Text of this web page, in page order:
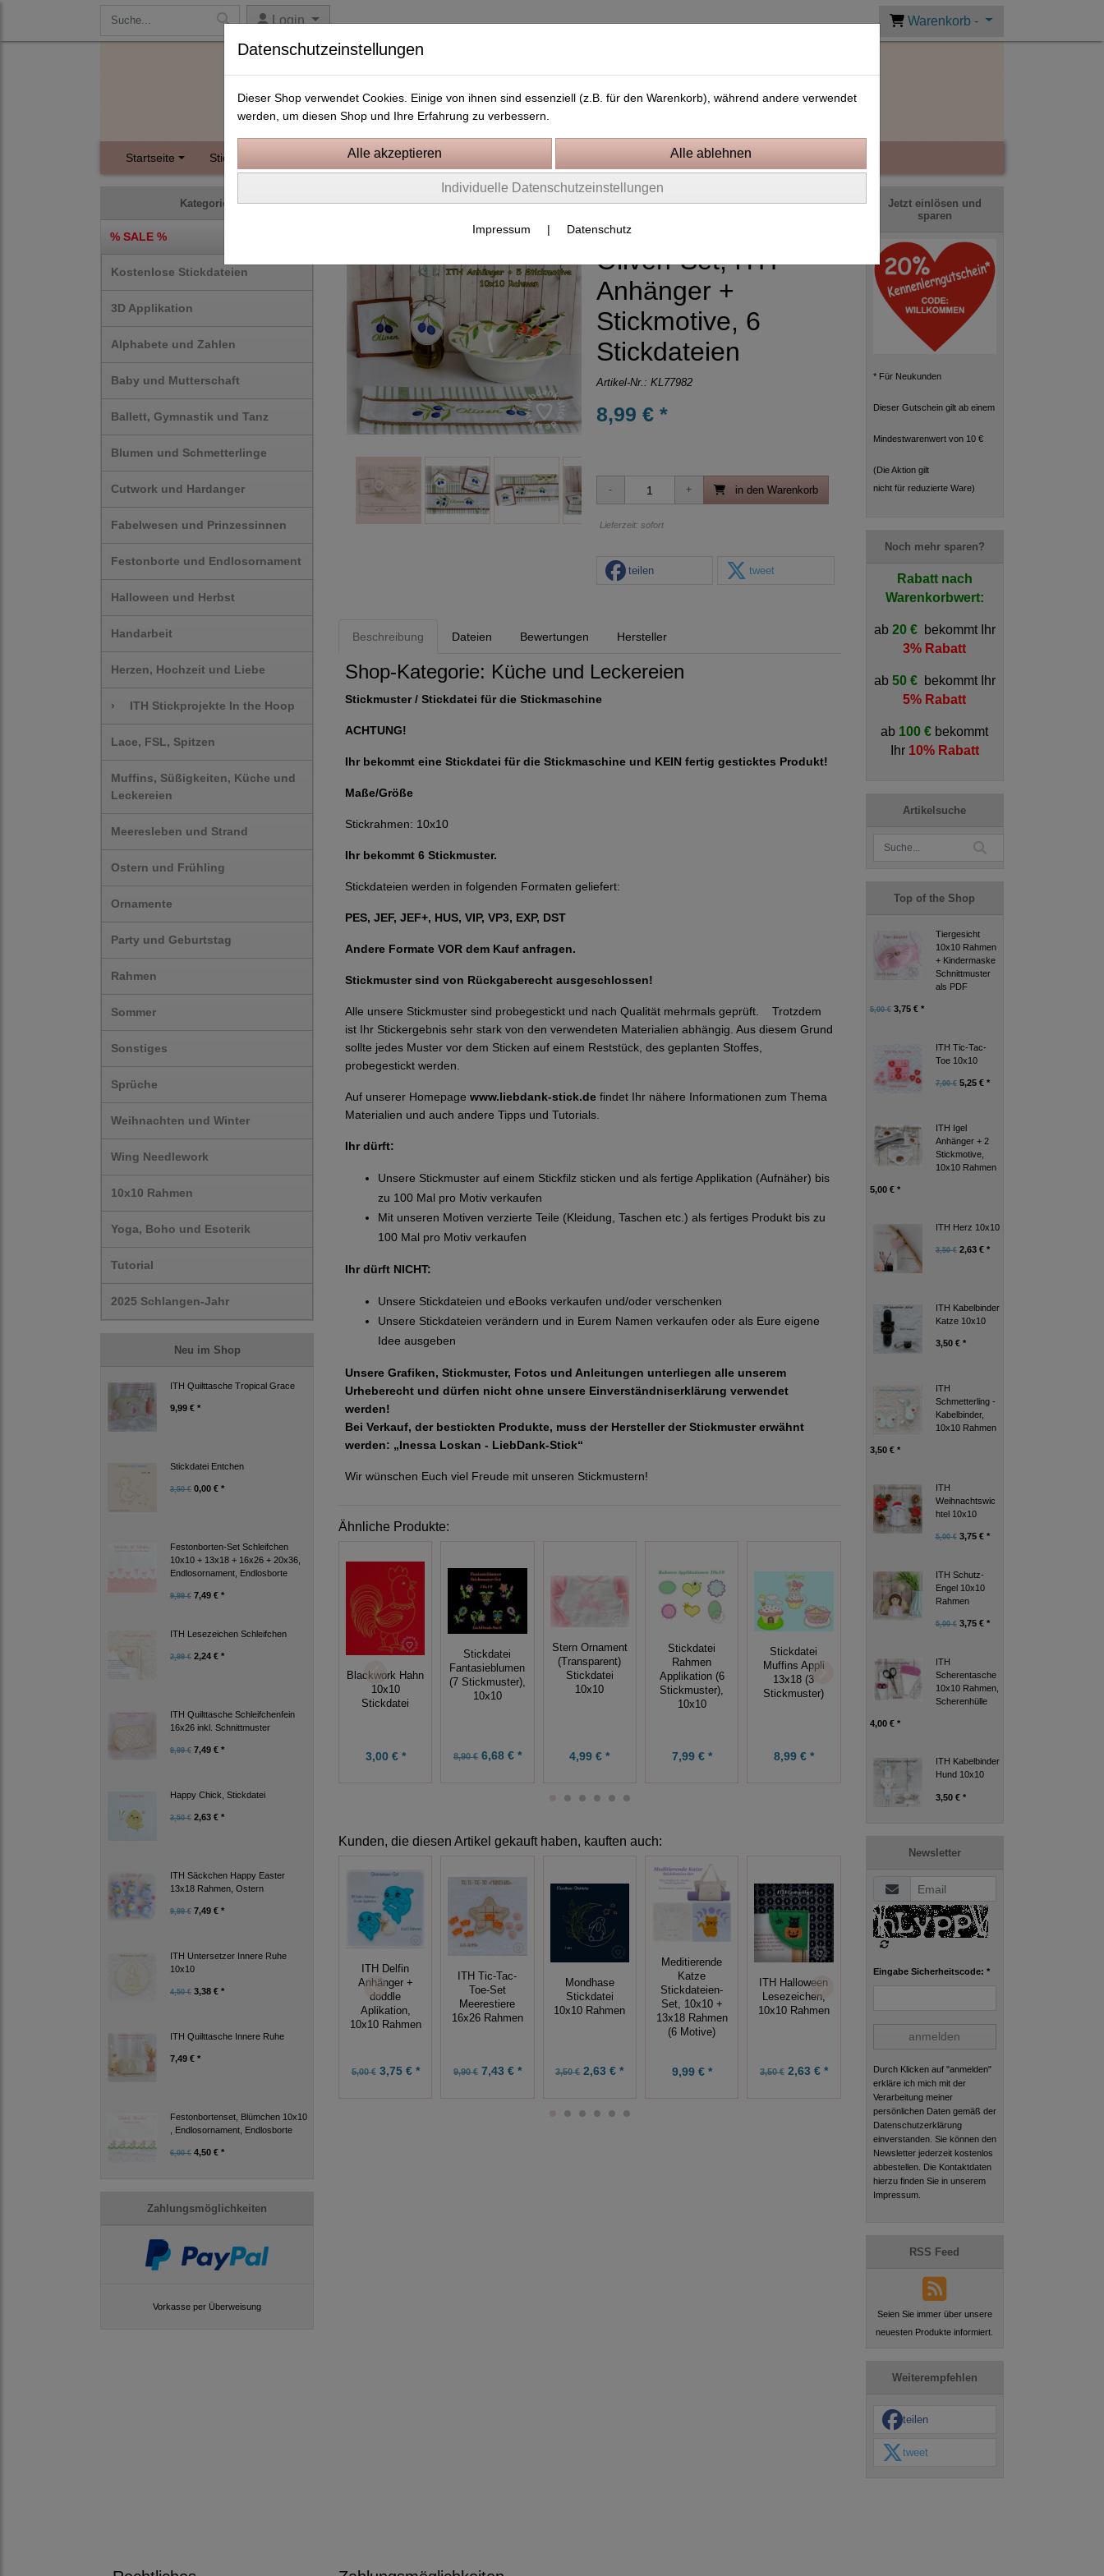
Login Warenkorb -
Startseite Stickdateien Instagram Kostenlose Stickdateien
Kategorien
% SALE %
Kostenlose Stickdateien
3D Applikation
Alphabete und Zahlen
Baby und Mutterschaft
Ballett, Gymnastik und Tanz
Blumen und Schmetterlinge
Cutwork und Hardanger
Fabelwesen und Prinzessinnen
Festonborte und Endlosornament
Halloween und Herbst
Handarbeit
Herzen, Hochzeit und Liebe
› ITH Stickprojekte In the Hoop
Lace, FSL, Spitzen
Muffins, Süßigkeiten, Küche und
Leckereien
Meeresleben und Strand
Ostern und Frühling
Ornamente
Party und Geburtstag
Rahmen
Sommer
Sonstiges
Sprüche
Weihnachten und Winter
Wing Needlework
10x10 Rahmen
Yoga, Boho und Esoterik
Tutorial
2025 Schlangen-Jahr
Neu im Shop
ITH Quilttasche Tropical Grace
9,99 € *
Stickdatei Entchen
3,50 € 0,00 € *
Festonborten-Set Schleifchen
10x10 + 13x18 + 16x26 + 20x36,
Endlosornament, Endlosborte
9,99 € 7,49 € *
ITH Lesezeichen Schleifchen
2,99 € 2,24 € *
ITH Quilttasche Schleifchenfein
16x26 inkl. Schnittmuster
9,99 € 7,49 € *
Happy Chick, Stickdatei
3,50 € 2,63 € *
ITH Säckchen Happy Easter
13x18 Rahmen, Ostern
9,99 € 7,49 € *
ITH Untersetzer Innere Ruhe
10x10
4,50 € 3,38 € *
ITH Quilttasche Innere Ruhe
7,49 € *
Festonbortenset, Blümchen 10x10
, Endlosornament, Endlosborte
6,00 € 4,50 € *
Zahlungsmöglichkeiten
Vorkasse per Überweisung
Muffins, Süßigkeiten, Küche und Leckereien
Oliven-Set, ITH
Anhänger +
Stickmotive, 6
Stickdateien
Artikel-Nr.: KL77982
8,99 € *
in den Warenkorb
Lieferzeit: sofort
teilen tweet
Beschreibung Dateien Bewertungen Hersteller
Shop-Kategorie: Küche und Leckereien
Stickmuster / Stickdatei für die Stickmaschine
ACHTUNG!
Ihr bekommt eine Stickdatei für die Stickmaschine und KEIN fertig gesticktes Produkt!
Maße/Größe
Stickrahmen: 10x10
Ihr bekommt 6 Stickmuster.
Stickdateien werden in folgenden Formaten geliefert:
PES, JEF, JEF+, HUS, VIP, VP3, EXP, DST
Andere Formate VOR dem Kauf anfragen.
Stickmuster sind von Rückgaberecht ausgeschlossen!
Alle unsere Stickmuster sind probegestickt und nach Qualität mehrmals geprüft. Trotzdem
ist Ihr Stickergebnis sehr stark von den verwendeten Materialien abhängig. Aus diesem Grund
sollte jedes Muster vor dem Sticken auf einem Reststück, des geplanten Stoffes,
probegestickt werden.
Auf unserer Homepage www.liebdank-stick.de findet Ihr nähere Informationen zum Thema
Materialien und auch andere Tipps und Tutorials.
Ihr dürft:
Unsere Stickmuster auf einem Stickfilz sticken und als fertige Applikation (Aufnäher) bis
zu 100 Mal pro Motiv verkaufen
Mit unseren Motiven verzierte Teile (Kleidung, Taschen etc.) als fertiges Produkt bis zu
100 Mal pro Motiv verkaufen
Ihr dürft NICHT:
Unsere Stickdateien und eBooks verkaufen und/oder verschenken
Unsere Stickdateien verändern und in Eurem Namen verkaufen oder als Eure eigene
Idee ausgeben
Unsere Grafiken, Stickmuster, Fotos und Anleitungen unterliegen alle unserem
Urheberecht und dürfen nicht ohne unsere Einverständniserklärung verwendet
werden!
Bei Verkauf, der bestickten Produkte, muss der Hersteller der Stickmuster erwähnt
werden: „Inessa Loskan - LiebDank-Stick“
Wir wünschen Euch viel Freude mit unseren Stickmustern!
Ähnliche Produkte:
Blackwork Hahn
10x10
Stickdatei
3,00 € *
Stickdatei
Fantasieblumen
(7 Stickmuster),
10x10
8,90 €6,68 € *
Stern Ornament
(Transparent)
Stickdatei
10x10
4,99 € *
Stickdatei
Rahmen
Applikation (6
Stickmuster),
10x10
7,99 € *
Stickdatei
Muffins Appli
13x18 (3
Stickmuster)
8,99 € *
Schmetterling
10x10 + Blume
10x10
7,99 €
Monogramm
ABC 10x10
9,99 € 7,49 € *
Kunden, die diesen Artikel gekauft haben, kauften auch:
ITH Delfin
Anhänger +
doddle
Aplikation,
10x10 Rahmen
5,00 €3,75 € *
ITH Tic-Tac-
Toe-Set
Meerestiere
16x26 Rahmen
9,90 €7,43 € *
Mondhase
Stickdatei
10x10 Rahmen
3,50 €2,63 € *
Meditierende
Katze
Stickdateien-
Set, 10x10 +
13x18 Rahmen
(6 Motive)
9,99 € *
ITH Halloween
Lesezeichen,
10x10 Rahmen
3,50 €2,63 € *
, 10x10 Rahmen
9,99 €7,49 € *
10x10
3,50 €2,63 € *
Jetzt einlösen und
sparen
* Für Neukunden
Dieser Gutschein gilt ab einem
Mindestwarenwert von 10 €
(Die Aktion gilt
nicht für reduzierte Ware)
Noch mehr sparen?
Rabatt nach
Warenkorbwert:
ab20 € bekommt Ihr
3% Rabatt
ab50 € bekommt Ihr
5% Rabatt
ab 100 € bekommt
Ihr 10% Rabatt
Artikelsuche
Top of the Shop
Tiergesicht
10x10 Rahmen
+ Kindermaske
Schnittmuster
als PDF
5,00 €3,75 € *
ITH Tic-Tac-
Toe 10x10
7,00 €5,25 € *
ITH Igel
Anhänger + 2
Stickmotive,
10x10 Rahmen
5,00 € *
ITH Herz 10x10
3,50 €2,63 € *
ITH Kabelbinder
Katze 10x10
3,50 € *
ITH
Schmetterling -
Kabelbinder,
10x10 Rahmen
3,50 € *
ITH
Weihnachtswic
htel 10x10
5,00 €3,75 € *
ITH Schutz-
Engel 10x10
Rahmen
5,00 €3,75 € *
ITH
Scherentasche
10x10 Rahmen,
Scherenhülle
4,00 € *
ITH Kabelbinder
Hund 10x10
3,50 € *
Newsletter
Eingabe Sicherheitscode: *
anmelden
Durch Klicken auf "anmelden"
erkläre ich mich mit der
Verarbeitung meiner
persönlichen Daten gemäß der
Datenschutzerklärung
einverstanden. Sie können den
Newsletter jederzeit kostenlos
abbestellen. Die Kontaktdaten
hierzu finden Sie in unserem
Impressum.
RSS Feed
Seien Sie immer über unsere
neuesten Produkte informiert.
Weiterempfehlen
teilen
tweet
Datenschutzeinstellungen
Dieser Shop verwendet Cookies. Einige von ihnen sind essenziell (z.B. für den Warenkorb), während andere verwendet
werden, um diesen Shop und Ihre Erfahrung zu verbessern.
Individuelle Datenschutzeinstellungen
Impressum | Datenschutz